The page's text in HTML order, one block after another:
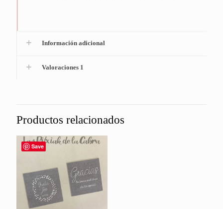
Información adicional
Valoraciones 1
Productos relacionados
Save